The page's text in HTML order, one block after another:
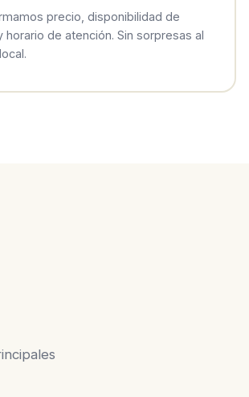
precio, disponibilidad de
horario de atención. Sin sorpresas al